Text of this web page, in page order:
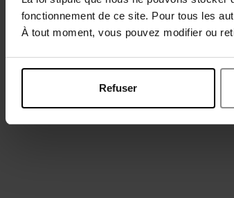
fonctionnement de ce site. Pour tous les
À tout moment, vous pouvez modifier ou
Refuser
Nouveauté